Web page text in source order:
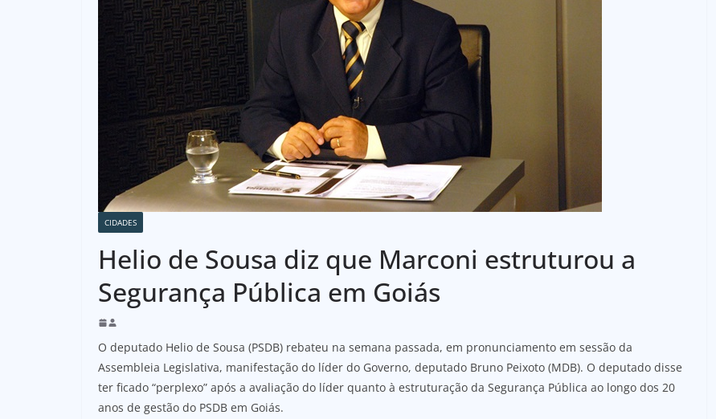
CIDADES
Helio de Sousa diz que Marconi estruturou a
Segurança Pública em Goiás
O deputado Helio de Sousa (PSDB) rebateu na semana passada, em pronunciamento em sessão da
Assembleia Legislativa, manifestação do líder do Governo, deputado Bruno Peixoto (MDB). O deputado disse
ter ficado “perplexo” após a avaliação do líder quanto à estruturação da Segurança Pública ao longo dos 20
anos de gestão do PSDB em Goiás.